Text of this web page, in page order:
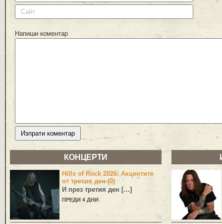
Напиши коментар
КОНЦЕРТИ
Hills of Rock 2026: Акцентите
от третия ден (0)
И през третия ден […]
ПРЕДИ 4 ДНИ